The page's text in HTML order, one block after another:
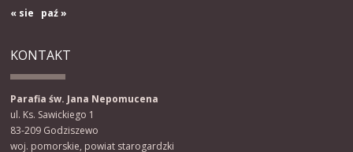
« sie paź »
KONTAKT
Parafia św. Jana Nepomucena
ul. Ks. Sawickiego 1
83-209 Godziszewo
woj. pomorskie, powiat starogardzki